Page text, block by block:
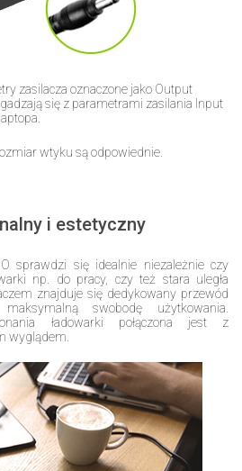
zasilacza oznaczone jako Output
się z parametrami zasilania Input
wtyku są odpowiednie.
i estetyczny
sprawdzi się idealnie niezależnie czy
np. do pracy, czy też stara uległa
znajduje się dedykowany przewód
swobodę użytkowania.
ładowarki połączona jest z
wyglądem.